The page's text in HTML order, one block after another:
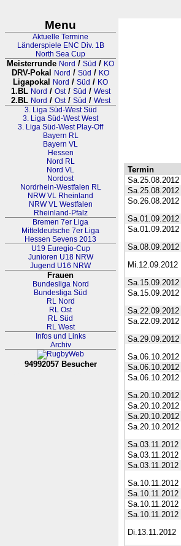
Menu
Aktuelle Termine
Länderspiele ENC Div. 1B
North Sea Cup
Meisterrunde Nord / Süd / KO
DRV-Pokal Nord / Süd / KO
Ligapokal Nord / Süd / KO
1.BL Nord / Ost/ Süd / West
2.BL Nord / Ost/ Süd / West
3. Liga Süd-West Süd
3. Liga Süd-West West
3. Liga Süd-West Play-Off
Bayern RL
Bayern VL
Hessen
Nord RL
Nord VL
Nordost
Nordrhein-Westfalen RL
NRW VL Rheinland
NRW VL Westfalen
Rheinland-Pfalz
Bremen 7er Liga
Mitteldeutsche 7er Liga
Hessen Sevens 2013
U19 Euregio-Cup
Junioren U18 NRW
Jugend U16 NRW
Frauen
Bundesliga Nord
Bundesliga Süd
RL Nord
RL Ost
RL Süd
RL West
Infos und Links
Archiv
94992057 Besucher
Termin
Sa.25.08.2012
Sa.25.08.2012
So.26.08.2012
Sa.01.09.2012
Sa.01.09.2012
Sa.08.09.2012
Mi.12.09.2012
Sa.15.09.2012
Sa.15.09.2012
Sa.22.09.2012
Sa.22.09.2012
Sa.29.09.2012
Sa.06.10.2012
Sa.06.10.2012
Sa.06.10.2012
Sa.20.10.2012
Sa.20.10.2012
Sa.20.10.2012
Sa.20.10.2012
Sa.03.11.2012
Sa.03.11.2012
Sa.03.11.2012
Sa.10.11.2012
Sa.10.11.2012
Sa.10.11.2012
Sa.10.11.2012
Di.13.11.2012